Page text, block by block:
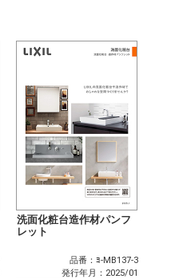
洗面化粧台造作材パンフ
レット
品番：ﾖ-MB137-3
発行年月：2025/01